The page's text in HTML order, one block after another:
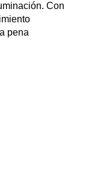
Con
pena